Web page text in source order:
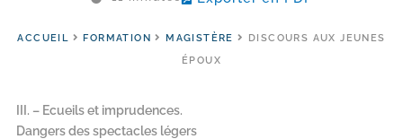
ACCUEIL FORMATION MAGISTÈRE
DISCOURS AUX JEUNES
ÉPOUX
III. – Ecueils et imprudences.
Dangers des spectacles légers